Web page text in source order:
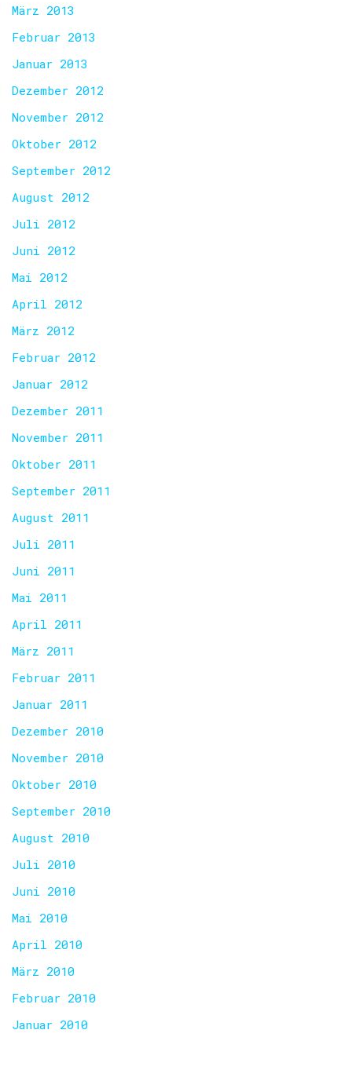
März 2013
Februar 2013
Januar 2013
Dezember 2012
November 2012
Oktober 2012
September 2012
August 2012
Juli 2012
Juni 2012
Mai 2012
April 2012
März 2012
Februar 2012
Januar 2012
Dezember 2011
November 2011
Oktober 2011
September 2011
August 2011
Juli 2011
Juni 2011
Mai 2011
April 2011
März 2011
Februar 2011
Januar 2011
Dezember 2010
November 2010
Oktober 2010
September 2010
August 2010
Juli 2010
Juni 2010
Mai 2010
April 2010
März 2010
Februar 2010
Januar 2010